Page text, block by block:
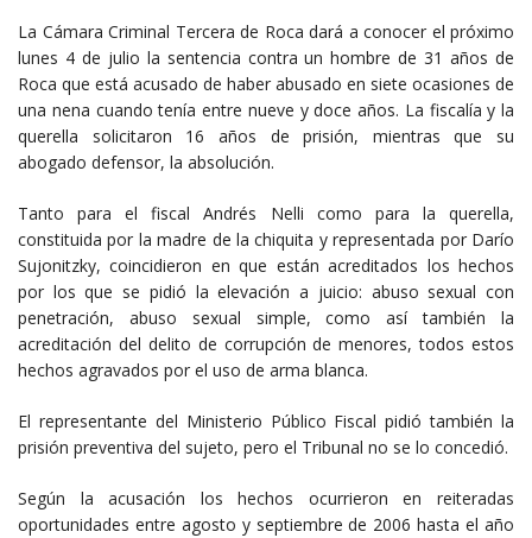
La Cámara Criminal Tercera de Roca dará a conocer el próximo
lunes 4 de julio la sentencia contra un hombre de 31 años de
Roca que está acusado de haber abusado en siete ocasiones de
una nena cuando tenía entre nueve y doce años. La fiscalía y la
querella solicitaron 16 años de prisión, mientras que su
abogado defensor, la absolución.
Tanto para el fiscal Andrés Nelli como para la querella,
constituida por la madre de la chiquita y representada por Darío
Sujonitzky, coincidieron en que están acreditados los hechos
por los que se pidió la elevación a juicio: abuso sexual con
penetración, abuso sexual simple, como así también la
acreditación del delito de corrupción de menores, todos estos
hechos agravados por el uso de arma blanca.
El representante del Ministerio Público Fiscal pidió también la
prisión preventiva del sujeto, pero el Tribunal no se lo concedió.
Según la acusación los hechos ocurrieron en reiteradas
oportunidades entre agosto y septiembre de 2006 hasta el año